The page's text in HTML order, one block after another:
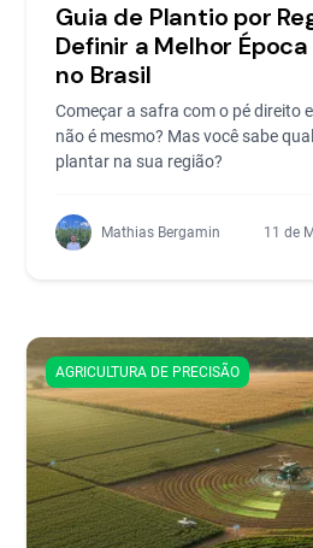
Guia de Plantio por
Definir a Melhor
no Brasil
Começar a safra com o pé direito
não é mesmo? Mas você sabe
plantar na sua região?
Mathias Bergamin 11 de
AGRICULTURA DE PRECISÃO